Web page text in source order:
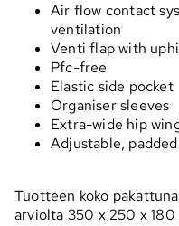
Air flow contact
ventilation
Venti flap with
Pfc-free
Elastic side pocket
Organiser sleeves
Extra-wide hip
Adjustable,
Tuotteen koko
arviolta 350 x 250 x 180